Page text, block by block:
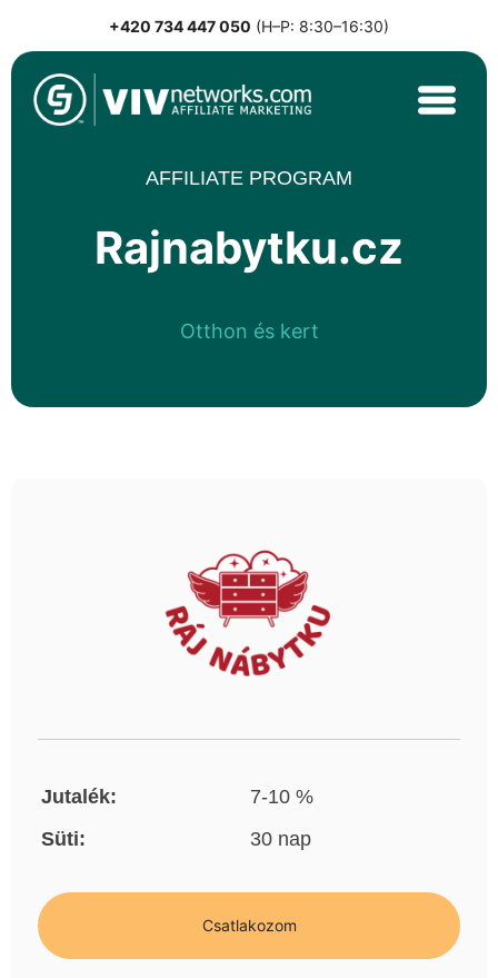
to
content
+420 734 447 050 (H–P: 8:30–16:30)
VIVnetworks.com
Nejvýkonnější affiliate síť v CEE
AFFILIATE PROGRAM
Rajnabytku.cz
Otthon és kert
Jutalék:
7-10 %
Süti:
30 nap
Csatlakozom